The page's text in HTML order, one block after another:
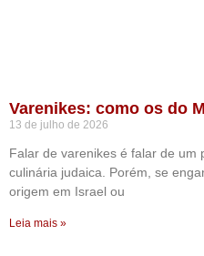
Varenikes: como os do
13 de julho de 2026
Falar de varenikes é falar de um
culinária judaica. Porém, se
origem em Israel ou
Leia mais »